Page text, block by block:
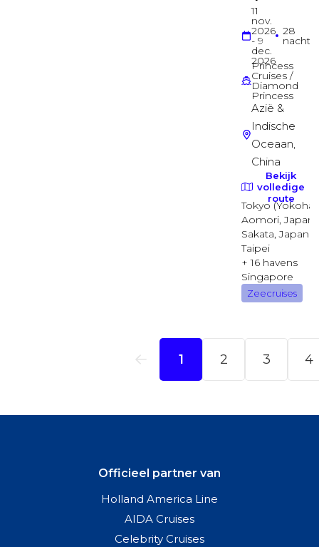
Officieel partner van
Holland America Line
AIDA Cruises
Celebrity Cruises